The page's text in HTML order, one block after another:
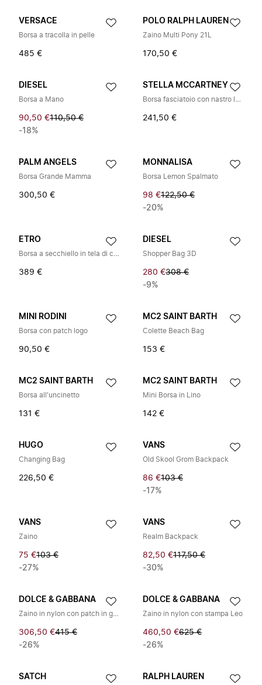
VERSACE
Borsa a tracolla in pelle
485 €
POLO RALPH LAUREN
Zaino Multi Pony 21L
170,50 €
DIESEL
Borsa a Mano
90,50 €110,50 €
-18%
STELLA MCCARTNEY
Borsa fasciatoio con nastro logo
241,50 €
PALM ANGELS
Borsa Grande Mamma
300,50 €
MONNALISA
Borsa Lemon Spalmato
98 €122,50 €
-20%
ETRO
Borsa a secchiello in tela di cotone con patch con logo
389 €
DIESEL
Shopper Bag 3D
280 €308 €
-9%
MINI RODINI
Borsa con patch logo
90,50 €
MC2 SAINT BARTH
Colette Beach Bag
153 €
MC2 SAINT BARTH
Borsa all'uncinetto
131 €
MC2 SAINT BARTH
Mini Borsa in Lino
142 €
HUGO
Changing Bag
226,50 €
VANS
Old Skool Grom Backpack
86 €103 €
-17%
VANS
Zaino
75 €103 €
-27%
VANS
Realm Backpack
82,50 €117,50 €
-30%
DOLCE & GABBANA
Zaino in nylon con patch in gomma
306,50 €415 €
-26%
DOLCE & GABBANA
Zaino in nylon con stampa Leo
460,50 €625 €
-26%
SATCH RALPH LAUREN